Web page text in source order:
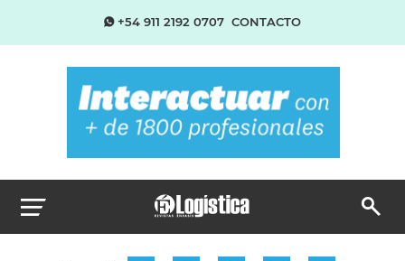
+54 911 2192 0707 CONTACTO